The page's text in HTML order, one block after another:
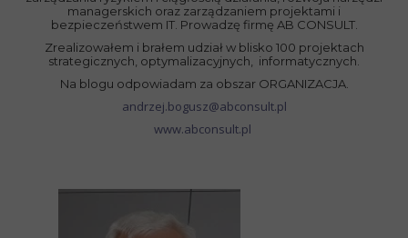
managerskich oraz zarządzaniem projektami i
bezpieczeństwem IT. Prowadzę firmę AB CONSULT.
Zrealizowałem i brałem udział w blisko 100 projektach
strategicznych, optymalizacyjnych, informatycznych.
Na blogu odpowiadam za obszar ORGANIZACJA.
andrzej.bogusz@abconsult.pl
www.abconsult.pl